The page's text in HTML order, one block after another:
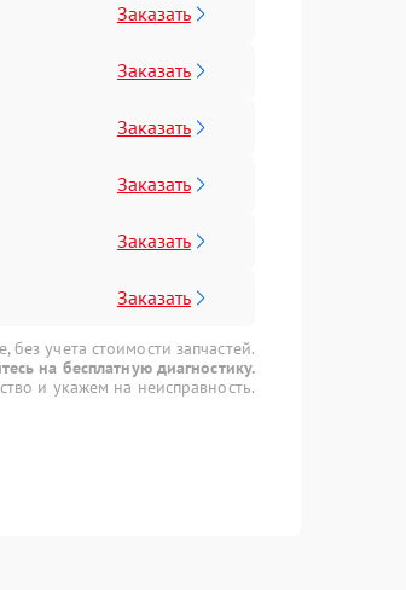
Заказать
Заказать
Заказать
Заказать
Заказать
Заказать
учета стоимости запчастей.
на бесплатную диагностику.
и укажем на неисправность.